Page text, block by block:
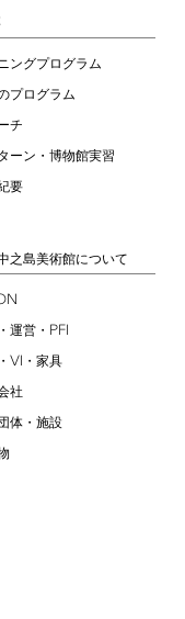
ングプログラム
プログラム
チ
ーン・博物館実習
要
之島美術館について
運営・ PFI
VI ・家具
社
体・施設